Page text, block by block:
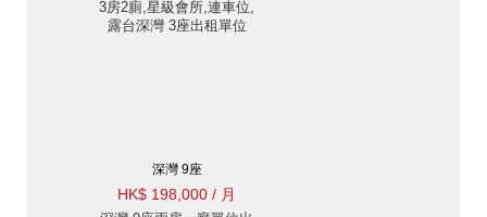
3房2廁,星級會所,連車位,
露台深灣 3座出租單位
深灣 9座
HK$ 198,000 / 月